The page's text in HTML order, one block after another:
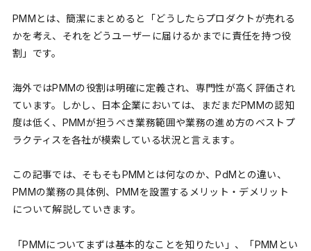
PMMとは、簡潔にまとめると「どうしたらプロダクトが売れる
かを考え、それをどうユーザーに届けるかまでに責任を持つ役
割」です。
海外ではPMMの役割は明確に定義され、専門性が高く評価され
ています。しかし、日本企業においては、まだまだPMMの認知
度は低く、PMMが担うべき業務範囲や業務の進め方のベストプ
ラクティスを各社が模索している状況と言えます。
この記事では、そもそもPMMとは何なのか、PdMとの違い、
PMMの業務の具体例、PMMを設置するメリット・デメリット
について解説していきます。
「PMMについてまずは基本的なことを知りたい」、「PMMとい